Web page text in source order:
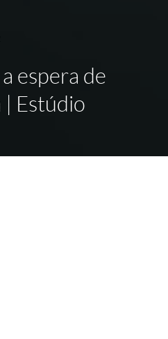
espera de
| Estúdio